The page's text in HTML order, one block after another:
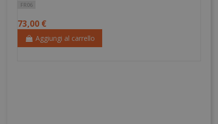
FR06
73,00 €
Aggiungi al carrello